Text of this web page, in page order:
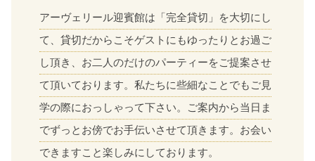
アーヴェリール迎賓館は「完全貸切」を大切にし
て、貸切だからこそゲストにもゆったりとお過ご
し頂き、お二人のだけのパーティーをご提案させ
て頂いております。私たちに些細なことでもご見
学の際におっしゃって下さい。ご案内から当日ま
でずっとお傍でお手伝いさせて頂きます。お会い
できますこと楽しみにしております。